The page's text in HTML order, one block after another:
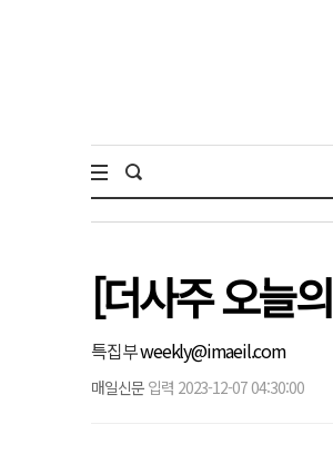
[더사주 오늘
특집부weekly@imaeil.com
매일신문 입력 2023-12-07 04:30:00